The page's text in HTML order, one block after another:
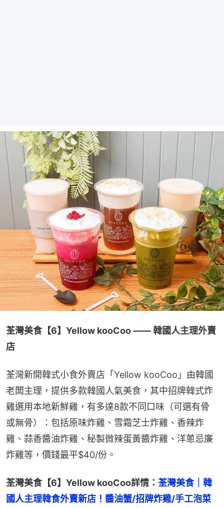
荃灣美食【6】Yellow kooCoo —— 韓國人主理外賣
店
荃灣新開韓式小食外賣店「Yellow kooCoo」由韓國
老闆主理，提供多款韓國人氣美食，其中招牌韓式炸
雞選用本地新鮮雞，有多達8款不同口味（可選有骨
或無骨）：包括原味炸雞、雪霜芝士炸雞、香辣炸
雞、蒜香醬油炸雞、秘製微辣蛋黃醬炸雞、洋蔥忌廉
炸雞等，價錢最平$40/份。
荃灣美食【6】Yellow kooCoo詳情： 荃灣美食｜韓
國人主理韓食外賣新店！醬油蟹/招牌炸雞/手工泡菜